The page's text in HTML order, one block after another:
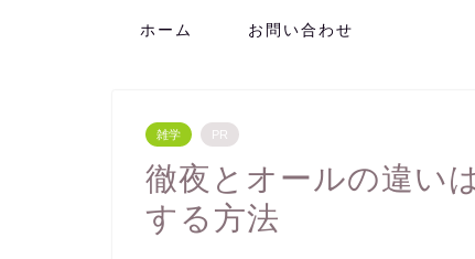
ホーム お問い合わせ
雑学 PR
徹夜とオールの違い
する方法